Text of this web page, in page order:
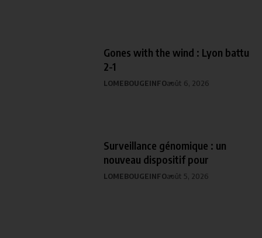
Gones with the wind : Lyon battu
2-1
LOMEBOUGEINFOaoût 6, 2026
Surveillance génomique : un
nouveau dispositif pour
LOMEBOUGEINFOaoût 5, 2026